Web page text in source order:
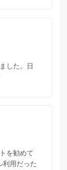
した。日
を勧めて
利用だった